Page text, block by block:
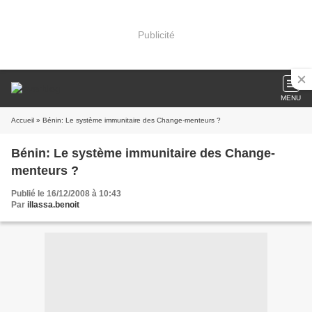
Publicité
MENU
Accueil » Bénin: Le système immunitaire des Change-menteurs ?
Bénin: Le système immunitaire des Change-
menteurs ?
Publié le 16/12/2008 à 10:43
Par illassa.benoit